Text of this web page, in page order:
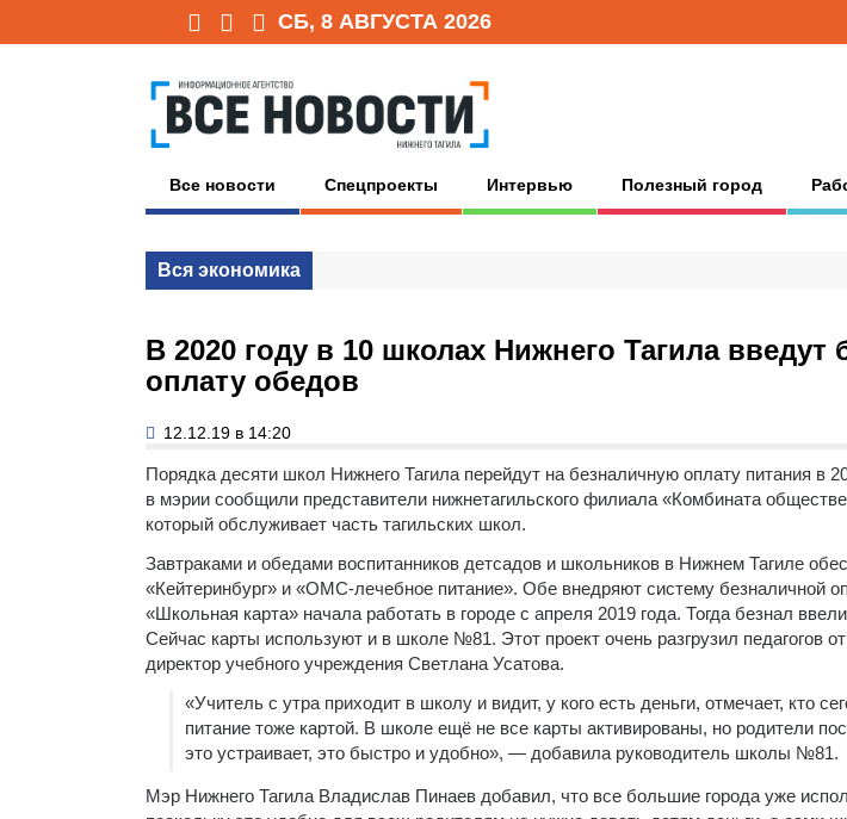
СБ, 8 АВГУСТА 2026
Все новости Спецпроекты Интервью Полезный город
Вся экономика
В 2020 году в 10 школах Нижнего Тагила введут
оплату обедов
12.12.19 в 14:20
Порядка десяти школ Нижнего Тагила перейдут на безналичную оплату питания в
в мэрии сообщили представители нижнетагильского филиала «Комбината
который обслуживает часть тагильских школ.
Завтраками и обедами воспитанников детсадов и школьников в Нижнем Тагиле
«Кейтеринбург» и «ОМС-лечебное питание». Обе внедряют систему безналичной
«Школьная карта» начала работать в городе с апреля 2019 года. Тогда безнал
Сейчас карты используют и в школе №81. Этот проект очень разгрузил педагогов
директор учебного учреждения Светлана Усатова.
«Учитель с утра приходит в школу и видит, у кого есть деньги, отмечает, кто
питание тоже картой. В школе ещё не все карты активированы, но родители
это устраивает, это быстро и удобно», — добавила руководитель школы №81.
Мэр Нижнего Тагила Владислав Пинаев добавил, что все большие города уже